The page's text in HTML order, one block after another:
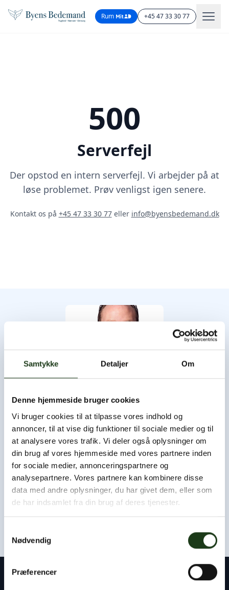
Samtykke Detaljer Om
Denne hjemmeside bruger cookies
Vi bruger cookies til at tilpasse vores indhold og
annoncer, til at vise dig funktioner til sociale medier og til
at analysere vores trafik. Vi deler også oplysninger om
din brug af vores hjemmeside med vores partnere inden
for sociale medier, annonceringspartnere og
analysepartnere. Vores partnere kan kombinere disse
data med andre oplysninger, du har givet dem, eller som
de har indsamlet fra din brug af deres tjenester.
Nødvendig
Præferencer
Rum +45 47 33 30 77
500
Serverfejl
Der opstod en intern serverfejl. Vi arbejder på at
løse problemet. Prøv venligst igen senere.
Kontakt os på +45 47 33 30 77eller info@byensbedemand.dk
Byens Bedemand
Byens Bedemand har åbent hele døgnet, og du er altid
velkommen til at ringe og høre nærmere.
Som udgangspunkt kan vi være hos jer eller i afdødes
hjem inden for få timer.
Kontakt os døgnet rundt